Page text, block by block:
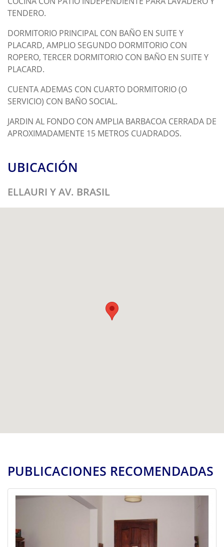
TENDERO.
DORMITORIO PRINCIPAL CON BAÑO EN SUITE Y
PLACARD, AMPLIO SEGUNDO DORMITORIO CON
ROPERO, TERCER DORMITORIO CON BAÑO EN SUITE Y
PLACARD.
CUENTA ADEMAS CON CUARTO DORMITORIO (O
SERVICIO) CON BAÑO SOCIAL.
JARDIN AL FONDO CON AMPLIA BARBACOA CERRADA DE
APROXIMADAMENTE 15 METROS CUADRADOS.
UBICACIÓN
ELLAURI Y AV. BRASIL
PUBLICACIONES RECOMENDADAS